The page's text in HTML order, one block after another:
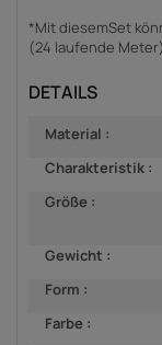
*Mit diesemSet
(24 laufende
DETAILS
Material :
Charakteristik :
Größe :
Gewicht :
Form :
Farbe :